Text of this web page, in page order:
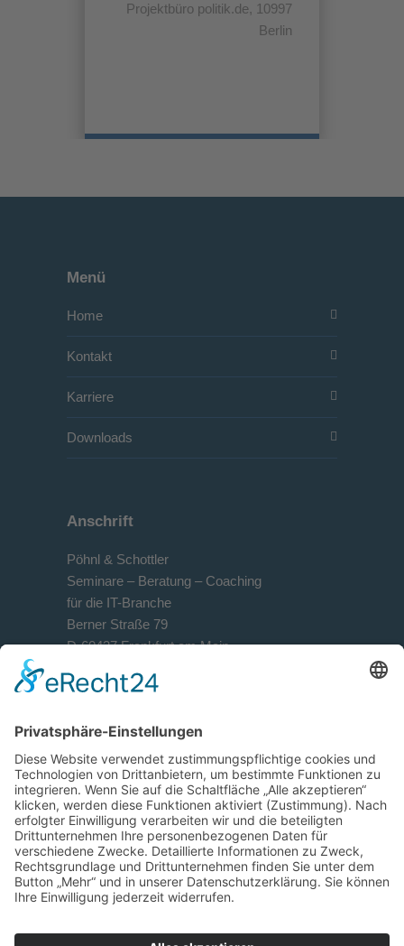
Projektbüro politik.de, 10997
Berlin
Menü
Home
Kontakt
Karriere
Downloads
Anschrift
Pöhnl & Schottler
Seminare – Beratung – Coaching
für die IT-Branche
Berner Straße 79
D-60437 Frankfurt am Main
+49 69 90 50 944-0
+49 69 90 50 944-29
info@ps-sales-training.de
ps-sales-training.de